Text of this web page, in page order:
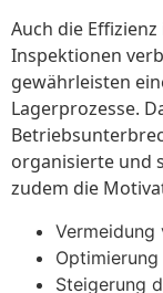
Auch die
Inspektionen
gewährleisten
Lagerprozesse.
organisierte und
zudem die
Vermeidung
Steigerung